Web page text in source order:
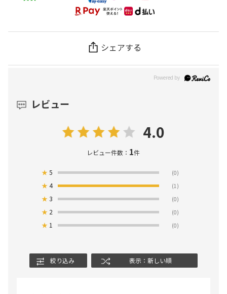
シェアする
レビュー
4.0
レビュー件数： 1件
★5 (0)
★4 (1)
★3 (0)
★ 2 (0)
★ 1 (0)
絞り込み 表示：新しい順